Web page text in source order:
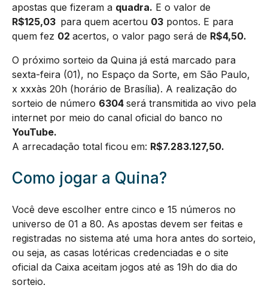
apostas que fizeram a quadra. E o valor de
R$125,03 para quem acertou 03 pontos. E para
quem fez 02 acertos, o valor pago será de R$4,50.
O próximo sorteio da Quina já está marcado para
sexta-feira (01), no Espaço da Sorte, em São Paulo,
x xxxàs 20h (horário de Brasília). A realização do
sorteio de número 6304 será transmitida ao vivo pela
internet por meio do canal oficial do banco no
YouTube.
A arrecadação total ficou em: R$7.283.127,50.
Como jogar a Quina?
Você deve escolher entre cinco e 15 números no
universo de 01 a 80. As apostas devem ser feitas e
registradas no sistema até uma hora antes do sorteio,
ou seja, as casas lotéricas credenciadas e o site
oficial da Caixa aceitam jogos até as 19h do dia do
sorteio.